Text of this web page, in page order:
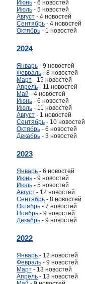
Июнь - 6 новостей
Июль - 5 новостей
Август - 4 новостей
Сентябрь - 4 новостей
Октябрь - 1 новостей
2024
Январь - 9 новостей
Февраль - 8 новостей
Март - 15 новостей
Апрель - 11 новостей
Май - 4 новостей
Июнь - 6 новостей
Июль - 11 новостей
Август - 1 новостей
Сентябрь - 10 новостей
Октябрь - 6 новостей
Декабрь - 3 новостей
2023
Январь - 6 новостей
Июнь - 9 новостей
Июль - 5 новостей
Август - 12 новостей
Сентябрь - 8 новостей
Октябрь - 7 новостей
Ноябрь - 9 новостей
Декабрь - 9 новостей
2022
Январь - 12 новостей
Февраль - 9 новостей
Март - 13 новостей
Апрель - 13 новостей